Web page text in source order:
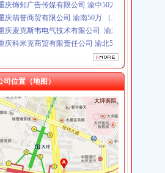
庆翡誉商贸有限公司 渝南50万 （工商注册）
庆麦克斯韦电气技术有限公司 渝新 （工商注册）
庆科米克商贸有限责任公司 渝北50万 （工商注册）
庆欧氏科技发展有限公司 渝九50万 （进出口权）
重庆嘉天琪科技有限公司 渝北30万 （工商注册）
庆凯誉网络通信技术工程有限公司 渝中300万 （
庆佳技维科技发展有限公司 渝南100万 （进出口权
海兆妩贸易有限公司重庆龙湖·北城天街分公司
司位置（地图）
利社